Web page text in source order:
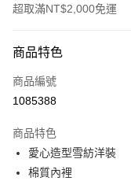
超取滿NT$2,000免運
信用卡一次付款
超商取貨付款
Apple Pay
Google Pay
商品特色
商品編號
1085388
商品特色
愛心造型雪紡洋裝
棉質內裡